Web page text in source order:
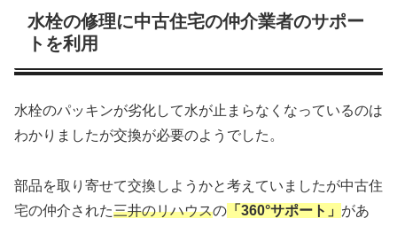
水栓の修理に中古住宅の仲介業者のサポー
トを利用
水栓のパッキンが劣化して水が止まらなくなっているのは
わかりましたが交換が必要のようでした。
部品を取り寄せて交換しようかと考えていましたが中古住
宅の仲介された三井のリハウスの 「360°サポート」 があ